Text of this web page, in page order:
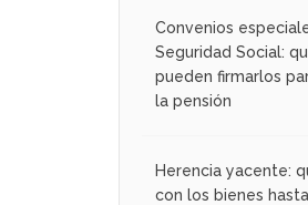
Convenios
Seguridad Social:
pueden firmarlos
la pensión
Herencia yacente:
con los bienes